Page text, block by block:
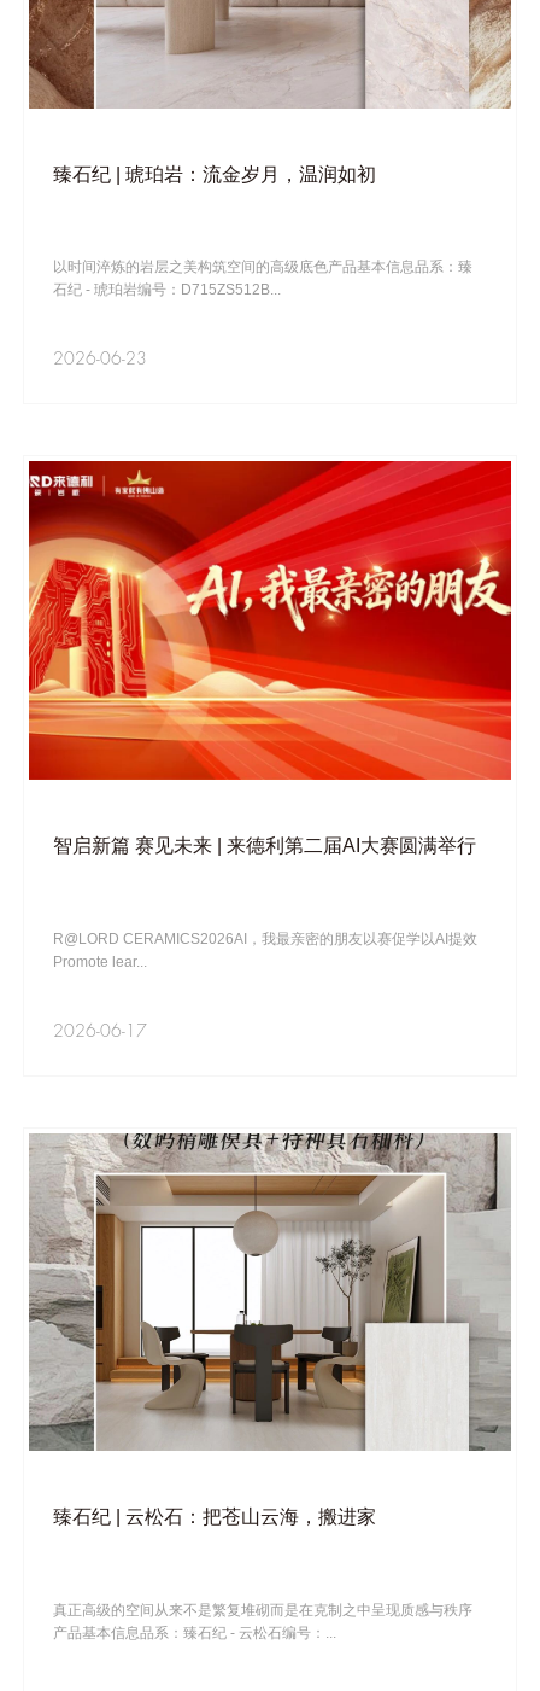
臻石纪 | 琥珀岩：流金岁月，温润如初
以时间淬炼的岩层之美构筑空间的高级底色产品基本信息品系：臻
石纪 - 琥珀岩编号：D715ZS512B...
2026-06-23
智启新篇 赛见未来 | 来德利第二届AI大赛圆满举行
R@LORD CERAMICS2026AI，我最亲密的朋友以赛促学以AI提效
Promote lear...
2026-06-17
臻石纪 | 云松石：把苍山云海，搬进家
真正高级的空间从来不是繁复堆砌而是在克制之中呈现质感与秩序
产品基本信息品系：臻石纪 - 云松石编号：...